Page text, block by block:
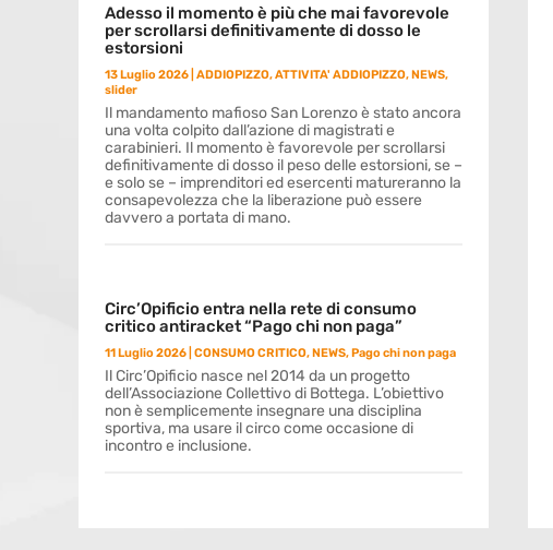
Adesso il momento è più che mai favorevole
per scrollarsi definitivamente di dosso le
estorsioni
13 Luglio 2026 ADDIOPIZZO,ATTIVITA' ADDIOPIZZO,NEWS,
slider
Il mandamento mafioso San Lorenzo è stato ancora
una volta colpito dall’azione di magistrati e
carabinieri. Il momento è favorevole per scrollarsi
definitivamente di dosso il peso delle estorsioni, se –
e solo se – imprenditori ed esercenti matureranno la
consapevolezza che la liberazione può essere
davvero a portata di mano.
Circ’Opificio entra nella rete di consumo
critico antiracket “Pago chi non paga”
11 Luglio 2026 CONSUMO CRITICO,NEWS,Pago chi non paga
Il Circ’Opificio nasce nel 2014 da un progetto
dell’Associazione Collettivo di Bottega. L’obiettivo
non è semplicemente insegnare una disciplina
sportiva, ma usare il circo come occasione di
incontro e inclusione.